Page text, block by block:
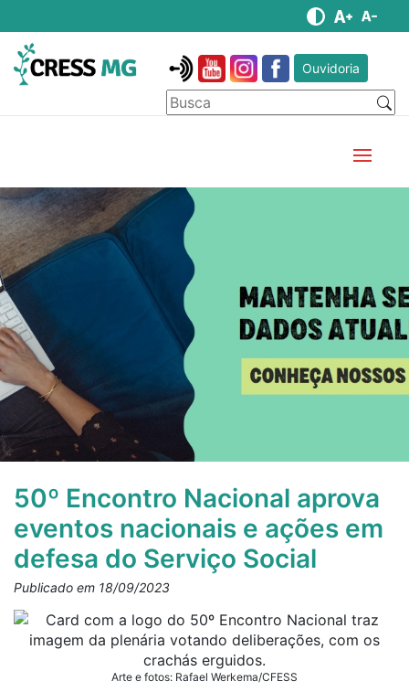
Ouvidoria
50º Encontro Nacional aprova
eventos nacionais e ações em
defesa do Serviço Social
Publicado em 18/09/2023
Arte e fotos: Rafael Werkema/CFESS